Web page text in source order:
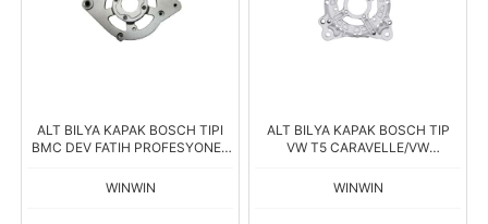
ALT BILYA KAPAK BOSCH TIPI
BMC DEV FATIH PROFESYONEL
WINWIN
ALT BILYA KAPAK BOSCH TIP
VW T5 CARAVELLE/VW
Dinamolara
WINWIN